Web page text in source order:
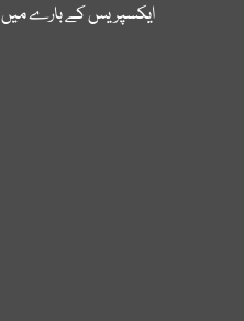
ایکسپریس کے بارے میں